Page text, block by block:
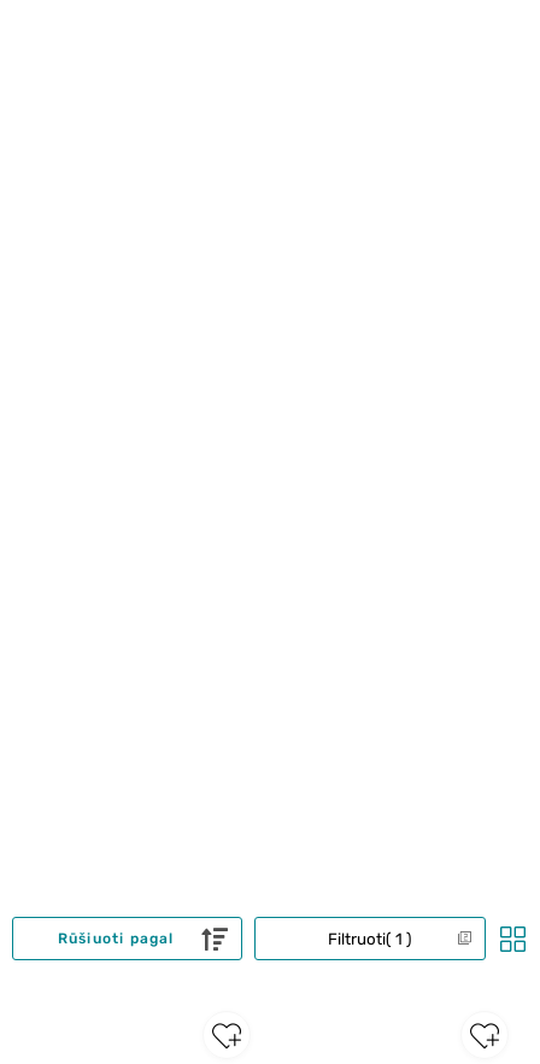
Filtruoti 1
Rūšiuoti pagal